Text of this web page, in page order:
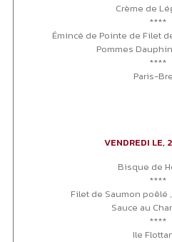
Crème de
****
Émincé de Pointe de Filet
Pommes
****
Paris-
VENDREDI LE,
Bisque de
****
Filet de Saumon poêlé
Sauce au
****
Ile